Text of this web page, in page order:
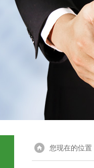
您现在的位置